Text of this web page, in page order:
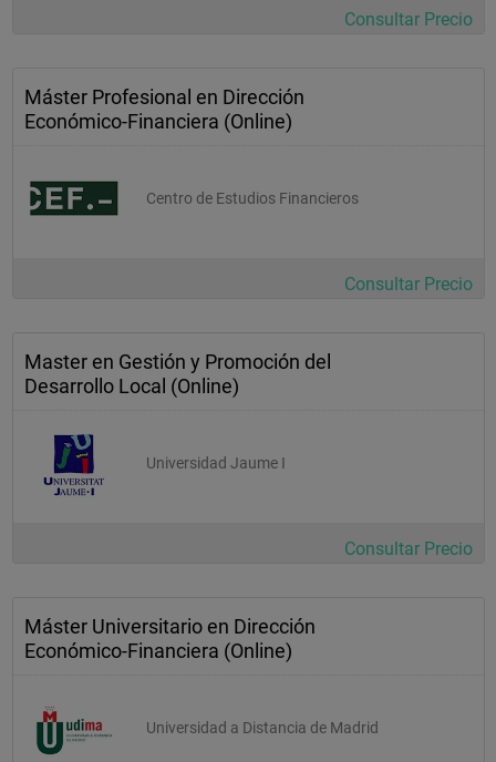
Consultar Precio
Máster Profesional en Dirección
Económico-Financiera (Online)
Centro de Estudios Financieros
Consultar Precio
Master en Gestión y Promoción del
Desarrollo Local (Online)
Universidad Jaume I
Consultar Precio
Máster Universitario en Dirección
Económico-Financiera (Online)
Universidad a Distancia de Madrid